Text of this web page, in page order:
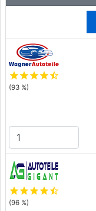
starstarstarstarstar_half
(93 %)
starstarstarstarstar_half
(96 %)